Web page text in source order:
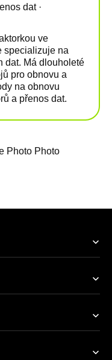
dat ·
ve
specializuje na
dat. Má dlouholeté
pro obnovu a
na obnovu
a přenos dat.
Photo Photo